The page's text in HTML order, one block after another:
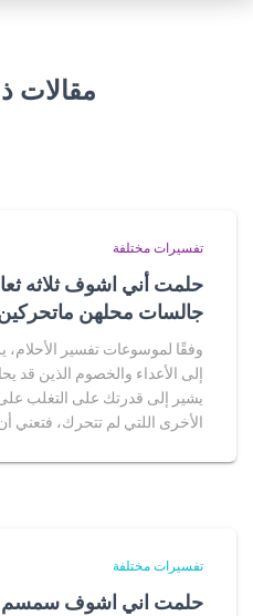
مقالات
تفسيرات مختلفة
حلمت أني اشوف ثلاثه
جالسات محلهن
وفقًا لموسوعات تفسير الأحلام،
إلى الأعداء والخصوم الذين قد
يشير إلى قدرتك على التغلب على
الأخرى اللتي لم تتحرك، فتعني
تفسيرات مختلفة
حلمت اني اشوف سمسم